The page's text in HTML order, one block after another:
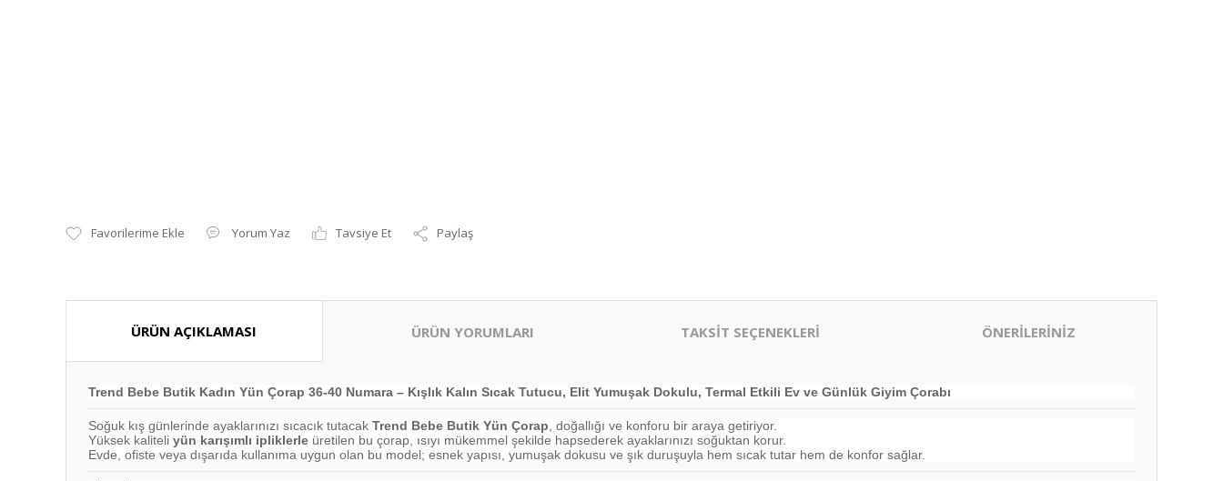
Yorum Yaz Tavsiye Et Paylaş
ÜRÜN AÇIKLAMASI ÜRÜN YORUMLARI TAKSİT SEÇENEKLERİ ÖNERİLERİNİZ
Trend Bebe Butik Kadın Yün Çorap 36-40 Numara – Kışlık Kalın Sıcak Tutucu, Elit Yumuşak Dokulu, Termal Etkili Ev ve Günlük Giyim Çorabı
Soğuk kış günlerinde ayaklarınızı sıcacık tutacak Trend Bebe Butik Yün Çorap , doğallığı ve konforu bir araya getiriyor.
Yüksek kaliteli yün karışımlı ipliklerle üretilen bu çorap, ısıyı mükemmel şekilde hapsederek ayaklarınızı soğuktan korur.
Evde, ofiste veya dışarıda kullanıma uygun olan bu model; esnek yapısı, yumuşak dokusu ve şık duruşuyla hem sıcak tutar hem de konfor sağlar.